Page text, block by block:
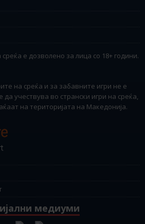
е дозволено за лица со 18+ години.
на среќа и за забавните игри не е
учествува во странски игри на среќа,
на територијата на Македонија.
медиуми